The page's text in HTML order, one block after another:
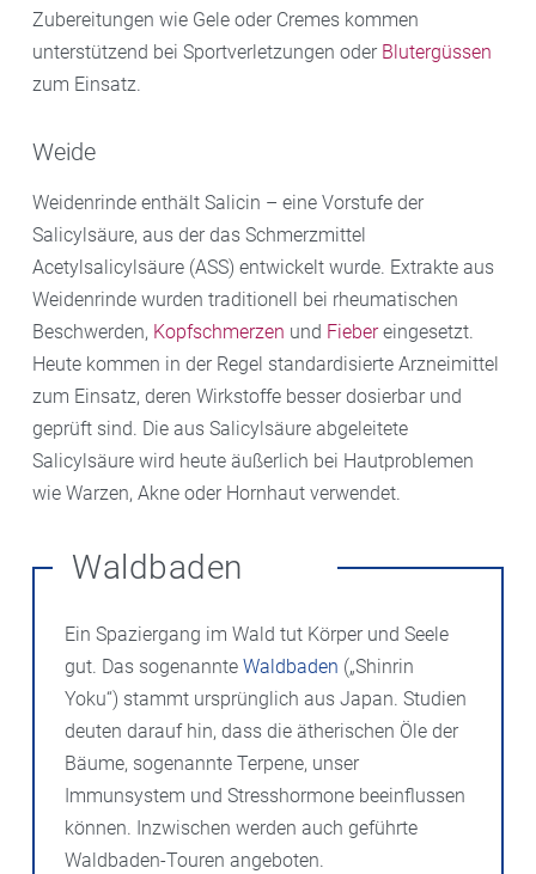
Zubereitungen wie Gele oder Cremes kommen
unterstützend bei Sportverletzungen oder Blutergüssen
zum Einsatz.
Weide
Weidenrinde enthält Salicin – eine Vorstufe der
Salicylsäure, aus der das Schmerzmittel
Acetylsalicylsäure (ASS) entwickelt wurde. Extrakte aus
Weidenrinde wurden traditionell bei rheumatischen
Beschwerden, Kopfschmerzen und Fiebereingesetzt.
Heute kommen in der Regel standardisierte Arzneimittel
zum Einsatz, deren Wirkstoffe besser dosierbar und
geprüft sind. Die aus Salicylsäure abgeleitete
Salicylsäure wird heute äußerlich bei Hautproblemen
wie Warzen, Akne oder Hornhaut verwendet.
Waldbaden
Ein Spaziergang im Wald tut Körper und Seele
gut. Das sogenannte Waldbaden („Shinrin
Yoku“) stammt ursprünglich aus Japan. Studien
deuten darauf hin, dass die ätherischen Öle der
Bäume, sogenannte Terpene, unser
Immunsystem und Stresshormone beeinflussen
können. Inzwischen werden auch geführte
Waldbaden-Touren angeboten.